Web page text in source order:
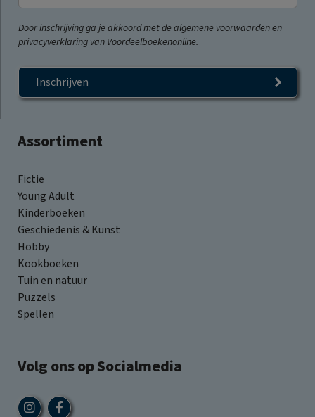
Assortiment
Fictie
Young Adult
Kinderboeken
Geschiedenis & Kunst
Hobby
Kookboeken
Tuin en natuur
Puzzels
Spellen
Volg ons op Socialmedia
Door inschrijving ga je akkoord met de algemene voorwaarden en
privacyverklaring van Voordeelboekenonline.
Inschrijven